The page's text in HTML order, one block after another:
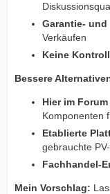
Garantie-
Verkäufen
Keine
Bessere
Hier im Forum
Komponenten
Etablierte
gebrauchte
Fachhandel-
Mein Vorschlag: